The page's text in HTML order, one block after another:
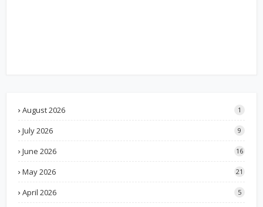
August 2026 1
July 2026 9
June 2026 16
May 2026 21
April 2026 5